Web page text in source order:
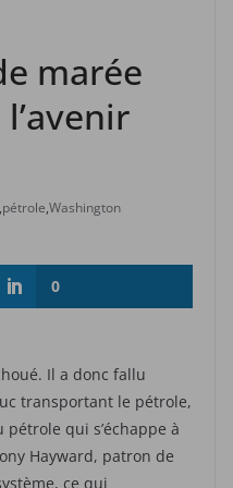
marée
,pétrole,Washington
0
Il a donc fallu
transportant le pétrole,
qui s’échappe à
Hayward, patron de
ce qui